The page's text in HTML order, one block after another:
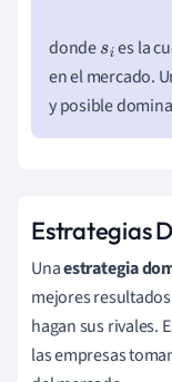
dondesi es la
en el mercado.
y posible
Estrategias
Unaestrategia
mejores
hagan sus rivales.
las empresas